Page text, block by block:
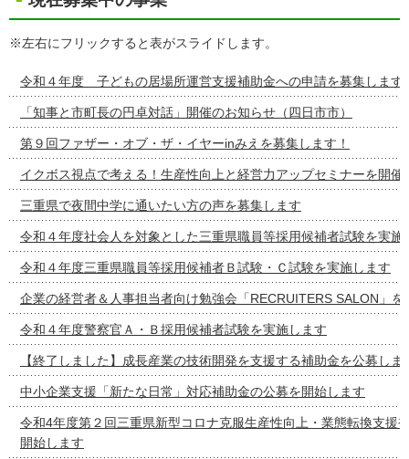
※左右にフリックすると表がスライドします。
令和４年度 子どもの居場所運営支援補助金への申請を募集します
「知事と市町長の円卓対話」開催のお知らせ（四日市市）
第９回ファザー・オブ・ザ・イヤーinみえを募集します！
イクボス視点で考える！生産性向上と経営力アップセミナーを開催
三重県で夜間中学に通いたい方の声を募集します
令和４年度社会人を対象とした三重県職員等採用候補者試験を実施
令和４年度三重県職員等採用候補者Ｂ試験・Ｃ試験を実施します
企業の経営者＆人事担当者向け勉強会「RECRUITERS SALON」を
令和４年度警察官Ａ・Ｂ採用候補者試験を実施します
【終了しました】成長産業の技術開発を支援する補助金を公募しま
中小企業支援「新たな日常」対応補助金の公募を開始します
令和4年度第２回三重県新型コロナ克服生産性向上・業態転換支援
開始します